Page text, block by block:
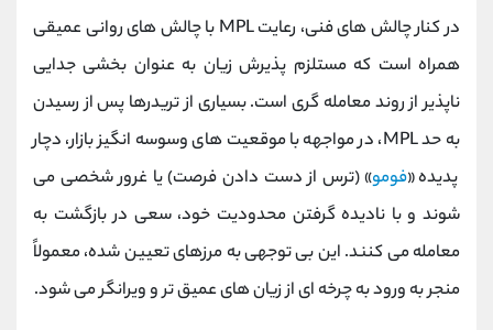
در کنار چالش‌ های فنی، رعایت MPL با چالش‌ های روانی عمیقی
همراه است که مستلزم پذیرش زیان به عنوان بخشی جدایی‌
ناپذیر از روند معامله‌ گری است. بسیاری از تریدرها پس از رسیدن
به حد MPL، در مواجهه با موقعیت‌ های وسوسه‌ انگیز بازار، دچار
پدیده «فومو» (ترس از دست دادن فرصت) یا غرور شخصی می‌
شوند و با نادیده گرفتن محدودیت خود، سعی در بازگشت به
معامله می‌ کنند. این بی‌ توجهی به مرزهای تعیین‌ شده، معمولاً
منجر به ورود به چرخه‌ ای از زیان‌ های عمیق‌ تر و ویرانگر می‌ شود.